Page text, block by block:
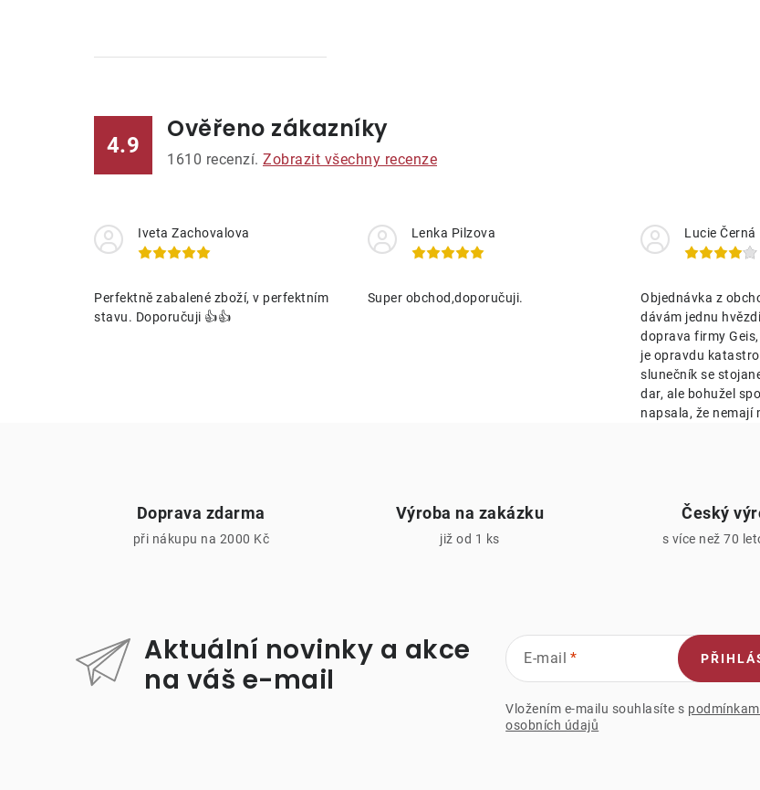
á
a
c
p
p
4.9
Ověřeno zákazníky
1610 recenzí. Zobrazit všechny recenze
Iveta Zachovalova
Perfektně zabalené zboží, v perfektním
stavu. Doporučuji 👍👍
Lenka Pilzova
Super obchod,doporučuji.
Lucie Černá
Objednávka z
dávám jednu
doprava firmy
je opravdu
slunečník se
dar, ale bohužel
napsala, že nemají
Doprava zdarma
při nákupu na 2000 Kč
Výroba na zakázku
již od 1 ks
Český
s více než 70
Aktuální novinky a akce
na váš e-mail
E-mail
Vložením e-mailu souhlasíte s
osobních údajů